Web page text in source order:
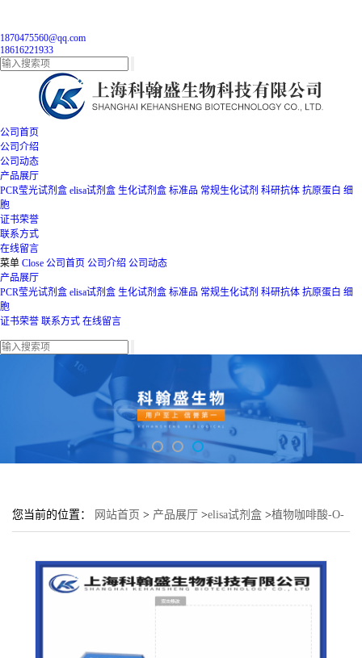
1870475560@qq.com
18616221933
公司首页
公司介绍
公司动态
产品展厅
PCR莹光试剂盒 elisa试剂盒 生化试剂盒 标准品 常规生化试剂 科研抗体 抗原蛋白 细
胞
证书荣誉
联系方式
在线留言
菜单 Close 公司首页 公司介绍 公司动态
产品展厅
PCR莹光试剂盒 elisa试剂盒 生化试剂盒 标准品 常规生化试剂 科研抗体 抗原蛋白 细
胞
证书荣誉 联系方式 在线留言
您当前的位置： 网站首页 > 产品展厅 >elisa试剂盒 >植物咖啡酸-O-